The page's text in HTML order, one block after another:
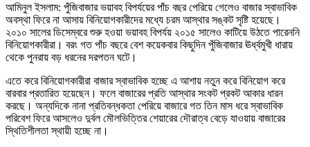
আমিনুল ইসলাম: পুঁজিবাজার ভয়াবহ বিপর্যয়ের পাঁচ বছর পেরিয়ে গেলেও বাজার স্বাভাবিক
অবস্থা ফিরে না আসায় বিনিয়োগকারীদের মধ্যে চরম আস্থার সঙ্কট সৃষ্টি হয়েছে।
২০১০ সালের ডিসেম্বরে শুরু হওয়া ভয়াবহ বিপর্যয় ২০১৫ সালেও কাটিয়ে উঠতে পারেননি
বিনিয়োগকারীরা। বরং গত পাঁচ বছরে বেশ কয়েকবার কিছুদিন পুঁজিবাজার ঊর্ধ্বমুখী ধারায়
থেকে পুনরায় বড় ধরনের দরপতন ঘটে।
এতে করে বিনিয়োগকারীরা বাজার স্বাভাবিক হচ্ছে এ আশায় নতুন করে বিনিয়োগ করে
বারবার প্রতারিত হয়েছেন। ফলে বাজারের প্রতি আস্থার সংকট প্রকট আকার ধারন
করছে। অন্যদিকে নানা প্রতিবন্ধকতা পেরিয়ে বাজারে গত তিন মাস ধরে স্বাভাবিক
পরিবেশ ফিরে আসলেও দুর্বল মৌলভিত্তির শেয়ারের দৌরাত্ব বেড়ে যাওয়ায় বাজারের
স্থিতিশীলতা স্থায়ী হচ্ছে না।